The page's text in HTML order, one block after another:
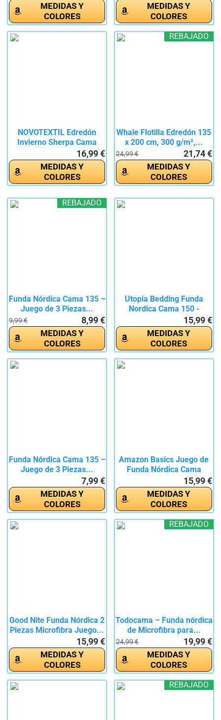
MEDIDAS Y
COLORES
MEDIDAS Y
COLORES
NOVOTEXTIL Edredón
Invierno Sherpa Cama
16,99 €
MEDIDAS Y
COLORES
REBAJADO
Whale Flotilla Edredón 135
x 200 cm, 300 g/m²,...
24,99 € 21,74 €
MEDIDAS Y
COLORES
REBAJADO
Funda Nórdica Cama 135 –
Juego de 3 Piezas...
9,99 € 8,99 €
MEDIDAS Y
COLORES
Utopia Bedding Funda
Nordica Cama 150 -
Microfibra...15,99 €
MEDIDAS Y
COLORES
Funda Nórdica Cama 135 –
Juego de 3 Piezas...
7,99 €
MEDIDAS Y
COLORES
Amazon Basics Juego de
Funda Nórdica Cama
15,99 €
MEDIDAS Y
COLORES
Good Nite Funda Nórdica 2
Piezas Microfibra Juego...
15,99 €
MEDIDAS Y
COLORES
REBAJADO
Todocama – Funda nórdica
de Microfibra para...
24,99 € 19,99 €
MEDIDAS Y
COLORES
REBAJADO